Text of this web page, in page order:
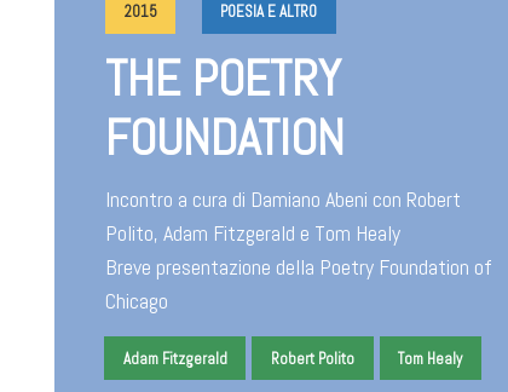
2015 POESIA E ALTRO
THE POETRY
FOUNDATION
Incontro a cura di Damiano Abeni con Robert
Polito, Adam Fitzgerald e Tom Healy
Breve presentazione della Poetry Foundation of
Chicago
Adam Fitzgerald Robert Polito Tom Healy